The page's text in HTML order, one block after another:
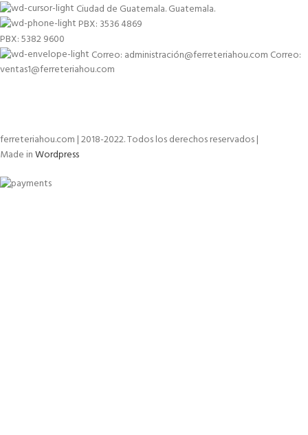
Ciudad de Guatemala. Guatemala.
PBX: 3536 4869
PBX: 5382 9600
Correo: administración@ferreteriahou.com Correo:
ventas1@ferreteriahou.com
ferreteriahou.com | 2018-2022. Todos los derechos reservados |
Made inWordpress